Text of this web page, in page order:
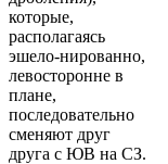
которые,
располагаясь
эшело-нированно,
левосторонне в
плане,
последовательно
сменяют друг
друга с ЮВ на СЗ.